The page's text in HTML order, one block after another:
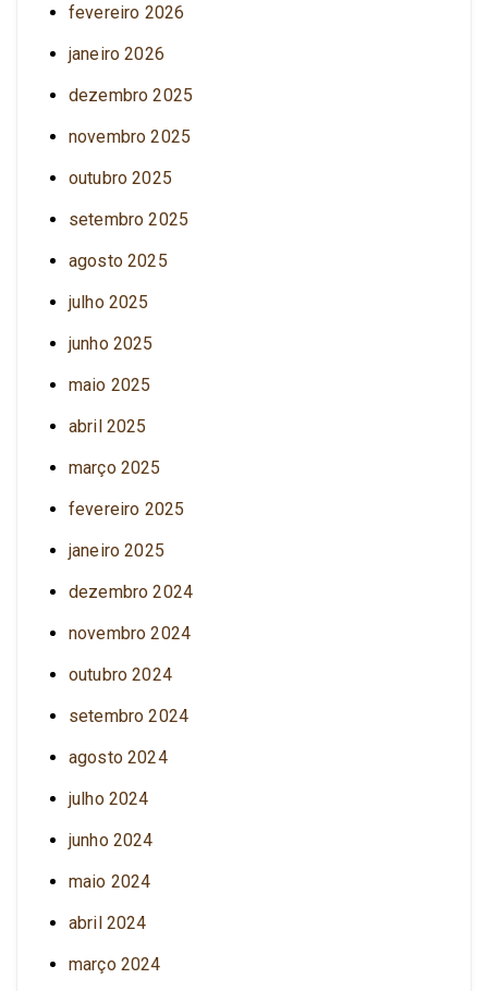
fevereiro 2026
janeiro 2026
dezembro 2025
novembro 2025
outubro 2025
setembro 2025
agosto 2025
julho 2025
junho 2025
maio 2025
abril 2025
março 2025
fevereiro 2025
janeiro 2025
dezembro 2024
novembro 2024
outubro 2024
setembro 2024
agosto 2024
julho 2024
junho 2024
maio 2024
abril 2024
março 2024